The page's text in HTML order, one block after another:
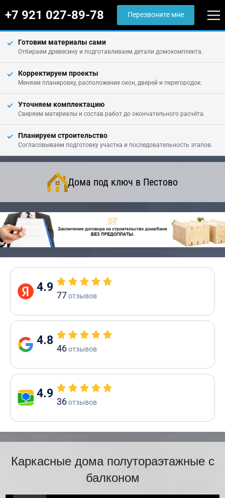
+7 921 027-89-78 Перезвоните мне
Готовим материалы сами
Отбираем древесину и подготавливаем детали домокомплекта.
Корректируем проекты
Меняем планировку, расположение окон, дверей и перегородок.
Уточняем комплектацию
Сверяем материалы и состав работ до окончательного расчёта.
Планируем строительство
Согласовываем подготовку участка и последовательность этапов.
Дома под ключ в Пестово
4.9
77отзывов
4.8
46отзывов
4.9
36отзывов
Каркасные дома полутораэтажные с
балконом